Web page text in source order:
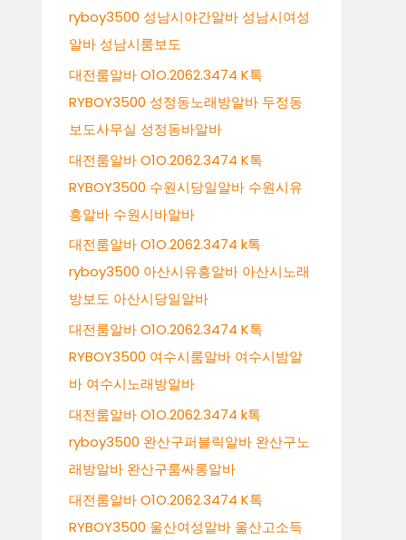
ryboy3500 성남시야간알바 성남시여성
알바 성남시룸보도
대전룸알바 O1O.2062.3474 K톡
RYBOY3500 성정동노래방알바 두정동
보도사무실 성정동바알바
대전룸알바 O1O.2062.3474 K톡
RYBOY3500 수원시당일알바 수원시유
흥알바 수원시바알바
대전룸알바 O1O.2062.3474 k톡
ryboy3500 아산시유흥알바 아산시노래
방보도 아산시당일알바
대전룸알바 O1O.2062.3474 K톡
RYBOY3500 여수시룸알바 여수시밤알
바 여수시노래방알바
대전룸알바 O1O.2062.3474 k톡
ryboy3500 완산구퍼블릭알바 완산구노
래방알바 완산구룸싸롱알바
대전룸알바 O1O.2062.3474 K톡
RYBOY3500 울산여성알바 울산고소득